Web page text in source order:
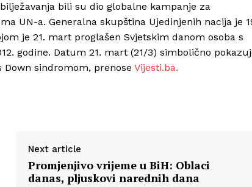
bili su dio globalne kampanje za
UN-a. Generalna skupština Ujedinjenih nacija je
je 21. mart proglašen Svjetskim danom osoba s
godine. Datum 21. mart (21/3) simbolično
Down sindromom, prenose Vijesti.ba.
Next article
Promjenjivo vrijeme u BiH: Oblaci
danas, pljuskovi narednih dana